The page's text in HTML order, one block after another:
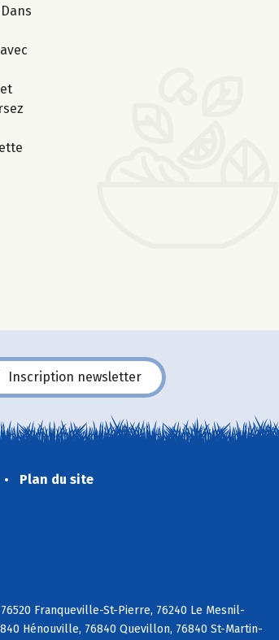
Inscription newsletter
Plan du site
Franqueville-St-Pierre, 76240 Le Mesnil-
Hénouville, 76840 Quevillon, 76840 St-Martin-